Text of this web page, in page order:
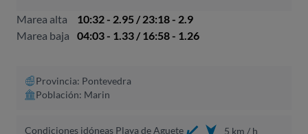
Marea alta
10:32 - 2.95 / 23:18 - 2.9
Marea baja
04:03 - 1.33 / 16:58 - 1.26
Provincia: Pontevedra
Población: Marin
Condiciones idóneas Playa de Aguete 5 km / h